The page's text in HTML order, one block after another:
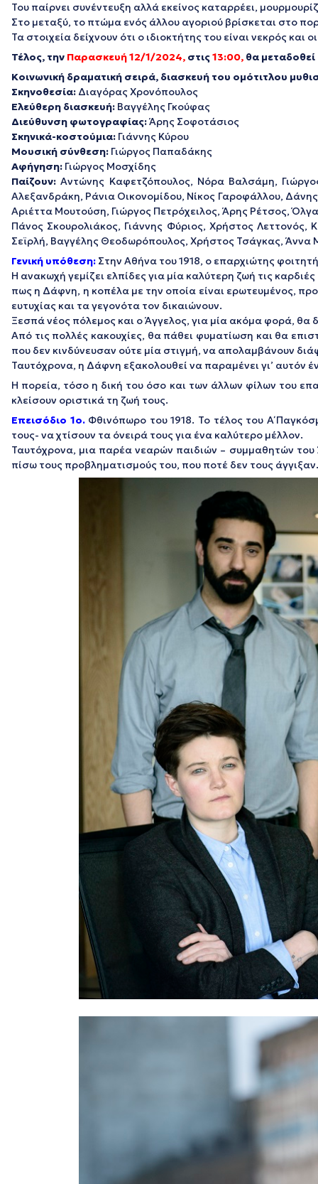
Του παίρνει συνέντευξη αλλά εκείνος καταρρέει,
Στο μεταξύ, το πτώμα ενός άλλου αγοριού βρίσκεται στο
Τα στοιχεία δείχνουν ότι ο ιδιοκτήτης του είναι νεκρός
Τέλος, την Παρασκευή 12/1/2024, στις13:00, θα
Κοινωνική δραματική σειρά, διασκευή του ομότιτλου
Σκηνοθεσία: Διαγόρας Χρονόπουλος
Ελεύθερη διασκευή: Βαγγέλης Γκούφας
Διεύθυνση φωτογραφίας:Άρης Σοφοτάσιος
Σκηνικά-κοστούμια: Γιάννης Κύρου
Μουσική σύνθεση: Γιώργος Παπαδάκης
Αφήγηση: Γιώργος Μοσχίδης
Παίζουν: Αντώνης Καφετζόπουλος, Νόρα Βαλσάμη,
Αλεξανδράκη, Ράνια Οικονομίδου, Νίκος Γαροφάλλου,
Αριέττα Μουτούση, Γιώργος Πετρόχειλος, Άρης Ρέτσος,
Πάνος Σκουρολιάκος, Γιάννης Φύριος, Χρήστος
Σεϊρλή, Βαγγέλης Θεοδωρόπουλος, Χρήστος Τσάγκας,
Γενική υπόθεση: Στην Αθήνα του 1918, ο επαρχιώτης
Η ανακωχή γεμίζει ελπίδες για μία καλύτερη ζωή τις
πως η Δάφνη, η κοπέλα με την οποία είναι ερωτευμένος,
ευτυχίας και τα γεγονότα τον δικαιώνουν.
Ξεσπά νέος πόλεμος και ο Άγγελος, για μία ακόμα φορά,
Από τις πολλές κακουχίες, θα πάθει φυματίωση και θα
που δεν κινδύνευσαν ούτε μία στιγμή, να απολαμβάνουν
Ταυτόχρονα, η Δάφνη εξακολουθεί να παραμένει γι’ αυτόν
Η πορεία, τόσο η δική του όσο και των άλλων φίλων του
κλείσουν οριστικά τη ζωή τους.
Eπεισόδιο 1ο. Φθινόπωρο του 1918. Το τέλος του Α΄
τους- να χτίσουν τα όνειρά τους για ένα καλύτερο μέλλον.
Ταυτόχρονα, μια παρέα νεαρών παιδιών – συμμαθητών
πίσω τους προβληματισμούς του, που ποτέ δεν τους άγγιξαν.